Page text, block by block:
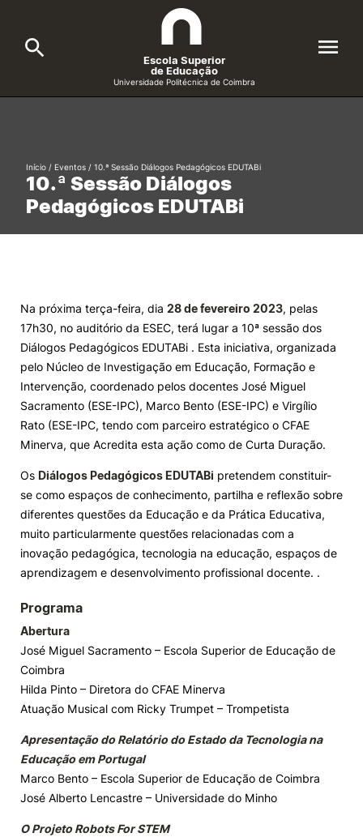
Cursos
Candidatos
Investigação e Projetos
Alunos
Knowledge Factory
Candidaturas
Elogio / Sugestão / Reclamação
Escola Superior
de Educação
Universidade Politécnica de Coimbra
Formative Offer
10.ª Sessão Diálogos
Pedagógicos EDUTABi
Início / Eventos / 10.ª Sessão Diálogos Pedagógicos EDUTABi
Na próxima terça-feira, dia 28 de fevereiro 2023, pelas
17h30, no auditório da ESEC, terá lugar a 10ª sessão dos
Diálogos Pedagógicos EDUTABi . Esta iniciativa, organizada
pelo Núcleo de Investigação em Educação, Formação e
Intervenção, coordenado pelos docentes José Miguel
Sacramento (ESE-IPC), Marco Bento (ESE-IPC) e Virgílio
Rato (ESE-IPC, tendo com parceiro estratégico o CFAE
Minerva, que Acredita esta ação como de Curta Duração.
Os Diálogos Pedagógicos EDUTABi pretendem constituir-
se como espaços de conhecimento, partilha e reflexão sobre
diferentes questões da Educação e da Prática Educativa,
muito particularmente questões relacionadas com a
inovação pedagógica, tecnologia na educação, espaços de
aprendizagem e desenvolvimento profissional docente. .
Programa
Abertura
José Miguel Sacramento – Escola Superior de Educação de
Coimbra
Hilda Pinto – Diretora do CFAE Minerva
Atuação Musical com Ricky Trumpet – Trompetista
Apresentação do Relatório do Estado da Tecnologia na
Educação em Portugal
Marco Bento – Escola Superior de Educação de Coimbra
José Alberto Lencastre – Universidade do Minho
O Projeto Robots For STEM